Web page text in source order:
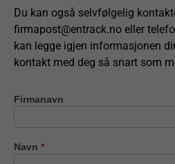
Du kan også selvfølgelig
firmapost@entrack.no eller
kan legge igjen informasjonen
kontakt med deg så snart som
Kontakt
Firmanavn
Navn *